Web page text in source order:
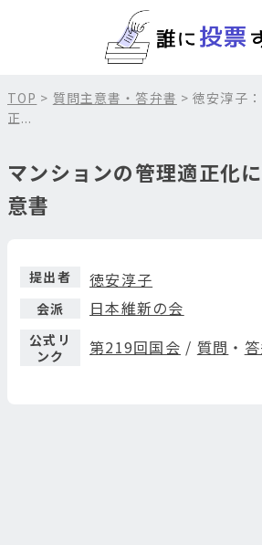
TOP > 質問主意書・答弁書 > 徳安淳子
正...
マンションの管理適正化
意書
提出者 徳安淳子
会派 日本維新の会
公式リ
ンク
第219回国会 / 質問 ・